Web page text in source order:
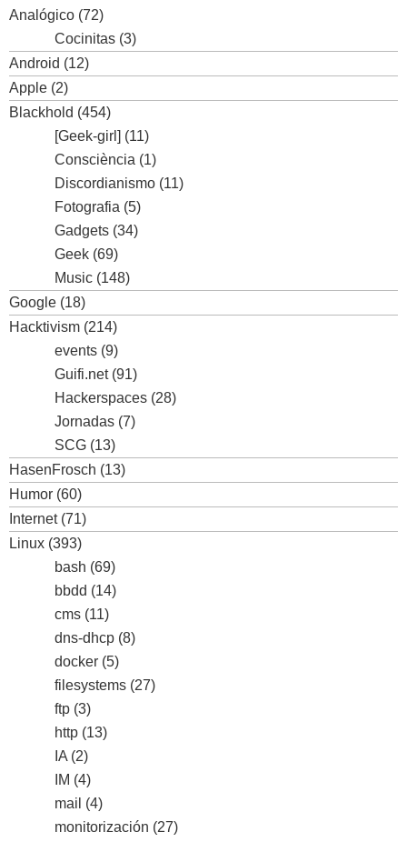
Analógico (72)
Cocinitas (3)
Android (12)
Apple (2)
Blackhold (454)
[Geek-girl] (11)
Consciència (1)
Discordianismo (11)
Fotografia (5)
Gadgets (34)
Geek (69)
Music (148)
Google (18)
Hacktivism (214)
events (9)
Guifi.net(91)
Hackerspaces (28)
Jornadas (7)
SCG (13)
HasenFrosch (13)
Humor (60)
Internet(71)
Linux (393)
bash (69)
bbdd (14)
cms (11)
dns-dhcp (8)
docker (5)
filesystems (27)
ftp (3)
http (13)
IA (2)
IM (4)
mail (4)
monitorización (27)